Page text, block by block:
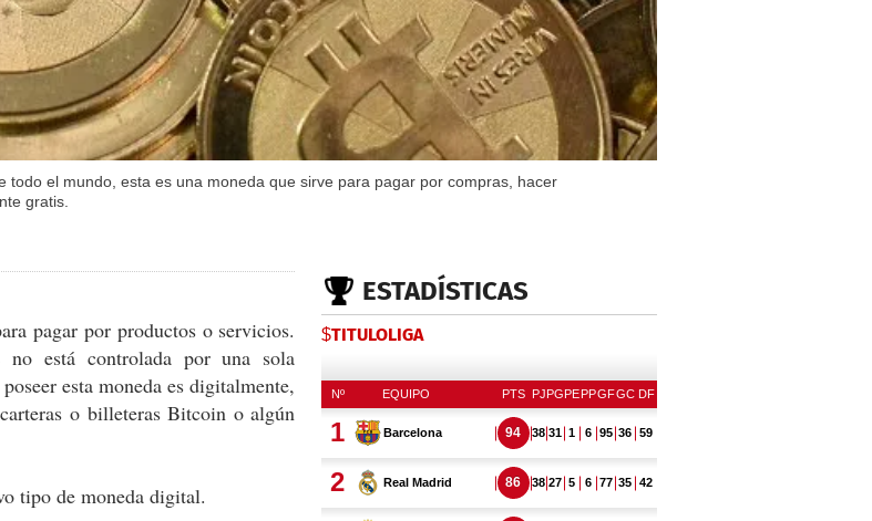
el mundo, esta es una moneda que sirve para pagar por compras, hacer
gratis.
pagar por productos o servicios.
no está controlada por una sola
esta moneda es digitalmente,
o billeteras Bitcoin o algún
tipo de moneda digital.
ESTADÍSTICAS
$TITULOLIGA